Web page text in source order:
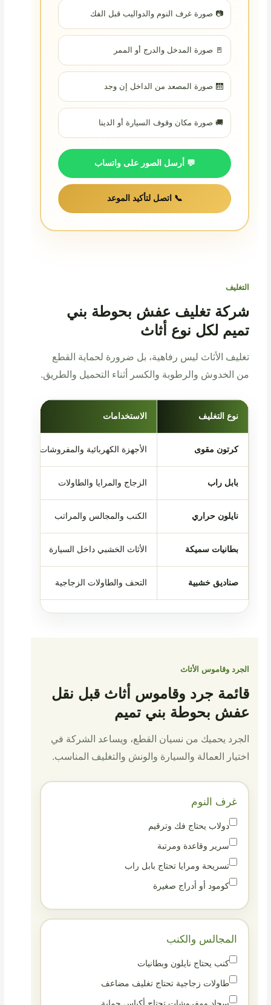
📷 صورة غرف النوم والدواليب قبل الفك
🚪 صورة المدخل والدرج أو الممر
🛗 صورة المصعد من الداخل إن وجد
🚚 صورة مكان وقوف السيارة أو الدينا
💬 أرسل الصور على واتساب
📞 اتصل لتأكيد الموعد
التغليف
شركة تغليف عفش بحوطة بني
تميم لكل نوع أثاث
تغليف الأثاث ليس رفاهية، بل ضرورة لحماية القطع
من الخدوش والرطوبة والكسر أثناء التحميل والطريق.
نوع التغليف الاستخدامات
كرتون مقوى الأجهزة الكهربائية والمفروشات
بابل راب الزجاج والمرايا والطاولات
نايلون حراري الكنب والمجالس والمراتب
بطانيات سميكة الأثاث الخشبي داخل السيارة
صناديق خشبية التحف والطاولات الزجاجية
الجرد وقاموس الأثاث
قائمة جرد وقاموس أثاث قبل نقل
عفش بحوطة بني تميم
الجرد يحميك من نسيان القطع، ويساعد الشركة في
اختيار العمالة والسيارة والونش والتغليف المناسب.
غرف النوم
دولاب يحتاج فك وترقيم
سرير وقاعدة ومرتبة
تسريحة ومرايا تحتاج بابل راب
كومود أو أدراج صغيرة
المجالس والكنب
كنب يحتاج نايلون وبطانيات
طاولات زجاجية تحتاج تغليف مضاعف